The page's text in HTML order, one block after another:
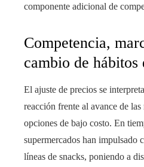
componente adicional de
Competencia,
cambio de hábitos
El ajuste de precios se
reacción frente al avance de
opciones de bajo costo. En
supermercados han impulsado
líneas de snacks, poniendo a